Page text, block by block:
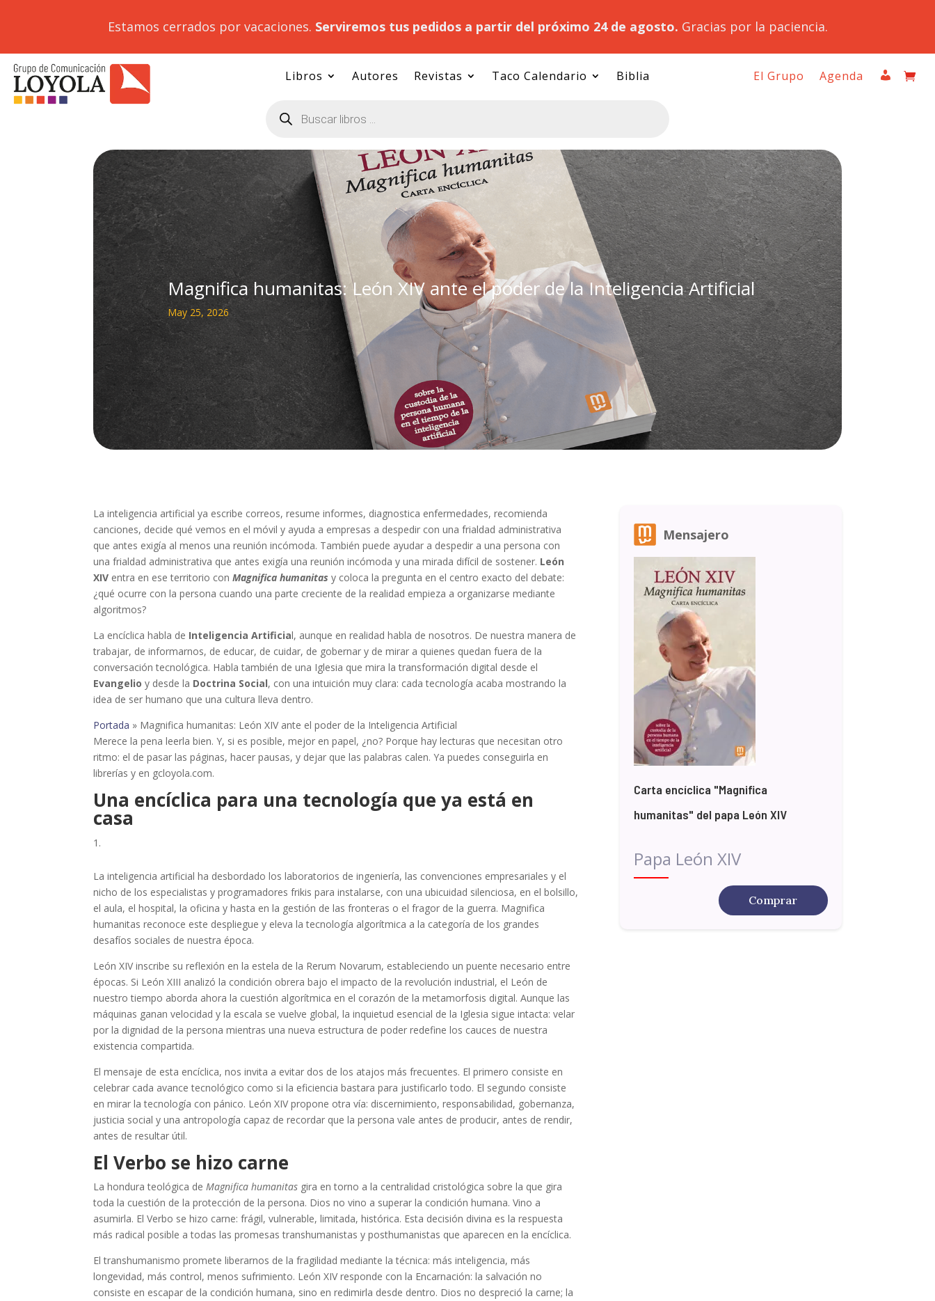
Estamos cerrados por vacaciones. Serviremos tus pedidos a partir del próximo 24 de agosto. Gracias por la paciencia.
Libros Autores Revistas Taco Calendario Biblia
productos
El Grupo Agenda
Magnifica humanitas: León XIV ante el poder de la Inteligencia Artificial
May 25, 2026
La inteligencia artificial ya escribe correos, resume informes, diagnostica enfermedades, recomienda
canciones, decide qué vemos en el móvil y ayuda a empresas a despedir con una frialdad administrativa
que antes exigía al menos una reunión incómoda. También puede ayudar a despedir a una persona con
una frialdad administrativa que antes exigía una reunión incómoda y una mirada difícil de sostener. León
XIV entra en ese territorio conMagnifica humanitas y coloca la pregunta en el centro exacto del debate:
¿qué ocurre con la persona cuando una parte creciente de la realidad empieza a organizarse mediante
algoritmos?
La encíclica habla de Inteligencia Artificial, aunque en realidad habla de nosotros. De nuestra manera de
trabajar, de informarnos, de educar, de cuidar, de gobernar y de mirar a quienes quedan fuera de la
conversación tecnológica. Habla también de una Iglesia que mira la transformación digital desde el
Evangelioy desde la Doctrina Social, con una intuición muy clara: cada tecnología acaba mostrando la
idea de ser humano que una cultura lleva dentro.
Portada » Magnifica humanitas: León XIV ante el poder de la Inteligencia Artificial
Merece la pena leerla bien. Y, si es posible, mejor en papel, ¿no? Porque hay lecturas que necesitan otro
ritmo: el de pasar las páginas, hacer pausas, y dejar que las palabras calen. Ya puedes conseguirla en
librerías y en gcloyola.com.
Una encíclica para una tecnología que ya está en
casa
La inteligencia artificial ha desbordado los laboratorios de ingeniería, las convenciones empresariales y el
nicho de los especialistas y programadores frikis para instalarse, con una ubicuidad silenciosa, en el bolsillo,
el aula, el hospital, la oficina y hasta en la gestión de las fronteras o el fragor de la guerra. Magnifica
humanitas reconoce este despliegue y eleva la tecnología algorítmica a la categoría de los grandes
desafíos sociales de nuestra época.
León XIV inscribe su reflexión en la estela de la Rerum Novarum, estableciendo un puente necesario entre
épocas. Si León XIII analizó la condición obrera bajo el impacto de la revolución industrial, el León de
nuestro tiempo aborda ahora la cuestión algorítmica en el corazón de la metamorfosis digital. Aunque las
máquinas ganan velocidad y la escala se vuelve global, la inquietud esencial de la Iglesia sigue intacta: velar
por la dignidad de la persona mientras una nueva estructura de poder redefine los cauces de nuestra
existencia compartida.
El mensaje de esta encíclica, nos invita a evitar dos de los atajos más frecuentes. El primero consiste en
celebrar cada avance tecnológico como si la eficiencia bastara para justificarlo todo. El segundo consiste
en mirar la tecnología con pánico. León XIV propone otra vía: discernimiento, responsabilidad, gobernanza,
justicia social y una antropología capaz de recordar que la persona vale antes de producir, antes de rendir,
antes de resultar útil.
El Verbo se hizo carne
La hondura teológica deMagnifica humanitas gira en torno a la centralidad cristológica sobre la que gira
toda la cuestión de la protección de la persona. Dios no vino a superar la condición humana. Vino a
asumirla. El Verbo se hizo carne: frágil, vulnerable, limitada, histórica. Esta decisión divina es la respuesta
más radical posible a todas las promesas transhumanistas y posthumanistas que aparecen en la encíclica.
El transhumanismo promete liberarnos de la fragilidad mediante la técnica: más inteligencia, más
longevidad, más control, menos sufrimiento. León XIV responde con la Encarnación: la salvación no
consiste en escapar de la condición humana, sino en redimirla desde dentro. Dios no despreció la carne; la
Mensajero
Carta encíclica "Magnifica
humanitas" del papa León XIV
Papa León XIV
Comprar